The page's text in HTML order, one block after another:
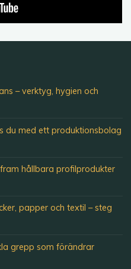
– verktyg, hygien och
du med ett produktionsbolag
hållbara profilprodukter
papper och textil – steg
grepp som förändrar